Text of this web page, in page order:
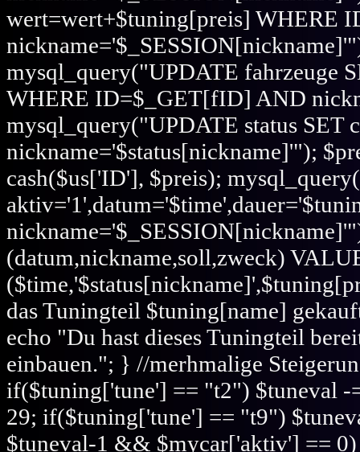
wert=wert+$tuning[preis] WHERE
mysql_query("UPDATE fahrzeuge
WHERE ID=$_GET[fID] AND
mysql_query("UPDATE status SET
nickname='$status[nickname]'");
cash($us['ID'], $preis);
(datum,nickname,soll,zweck)
das Tuningteil $tuning[name]
echo "Du hast dieses Tuningteil
einbauen."; } //merhmalige
if($tuning['tune'] == "t2") $tuneval
29; if($tuning['tune'] == "t9")
$tuneval-1 && $mycar['aktiv'] ==